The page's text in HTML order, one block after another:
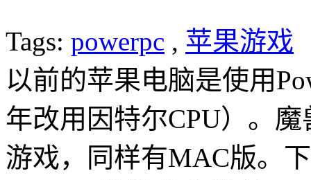
Tags: powerpc , 苹果游戏
以前的苹果电脑是使用
年改用因特尔CPU）。
游戏，同样有MAC版。